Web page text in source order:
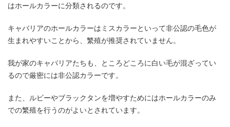
はホールカラーに分類されるのです。
キャバリアのホールカラーはミスカラーといって非公認の毛色が
生まれやすいことから、繁殖が推奨されていません。
我が家のキャバリアたちも、ところどころに白い毛が混ざってい
るので厳密には非公認カラーです。
また、ルビーやブラックタンを増やすためにはホールカラーのみ
での繁殖を行うのがよいとされています。